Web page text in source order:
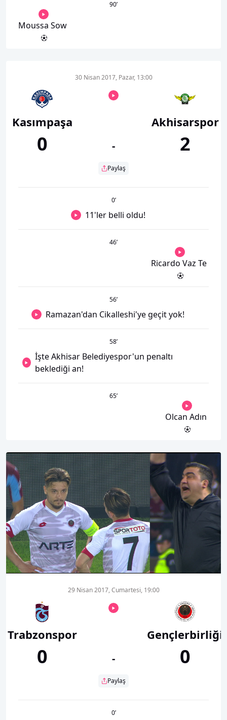
90’
Moussa Sow
Kasımpaşa
0
30 Nisan 2017, Pazar, 13:00
-
Paylaş
Akhisarspor
2
0’
11'ler belli oldu!
46’
Ricardo Vaz Te
56’
Ramazan'dan Cikalleshi'ye geçit yok!
58’
İşte Akhisar Belediyespor'un penaltı
beklediği an!
65’
Olcan Adın
00:01
Trabzonspor
0
29 Nisan 2017, Cumartesi, 19:00
-
Paylaş
Gençlerbirliği
0
0’